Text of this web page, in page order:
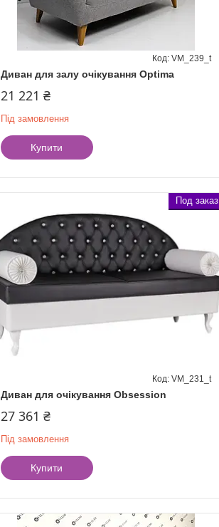
Диван для залу очікування Optima
VM_239_t
21 221 ₴
Під замовлення
Купити
Под заказ
Диван для очікування Obsession
VM_231_t
27 361 ₴
Під замовлення
Купити